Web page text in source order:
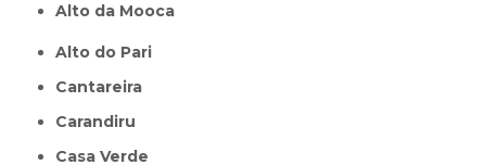
Alto da Mooca
Alto do Pari
Cantareira
Carandiru
Casa Verde